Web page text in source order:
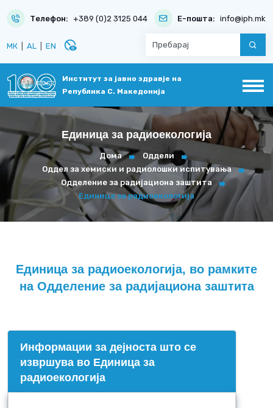
Телефон: +389 (0)2 3125 044 Е-пошта: info@iph.mk
МК AL EN disabled_visible
Институт за јавно здравје на
Република С. Македонија
Единица за радиоекологија
Дома
Оддели
Оддел за хемиски и радиолошки испитувања
Одделение за радијациона заштита
Единица за радиоекологија
Единица за радиоекологија, во рамките
на Одделение за радијациона заштита
Информации за дејноста што се
извршува во Единица за
радиоекологија